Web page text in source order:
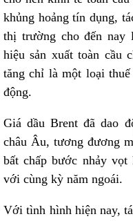
khủng hoảng tín dụng,
thị trường cho đến nay
hiệu sản xuất toàn cầu
tăng chỉ là một loại
động.
Giá dầu Brent đã dao
châu Âu, tương đương
bất chấp bước nhảy
với cùng kỳ năm ngoái.
Với tình hình hiện nay,